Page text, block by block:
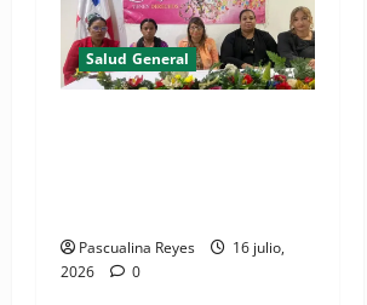
Salud General
Pascualina Reyes
16 julio,
2026
0